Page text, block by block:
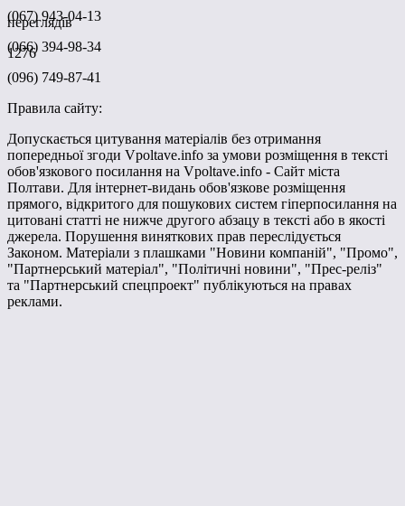
переглядів
1276
(067) 943-04-13
(066) 394-98-34
(096) 749-87-41
Правила сайту:
Допускається цитування матеріалів без отримання
попередньої згоди Vpoltave.info за умови розміщення в тексті
обов'язкового посилання на Vpoltave.info - Сайт міста
Полтави. Для інтернет-видань обов'язкове розміщення
прямого, відкритого для пошукових систем гіперпосилання на
цитовані статті не нижче другого абзацу в тексті або в якості
джерела. Порушення виняткових прав переслідується
Законом. Матеріали з плашками "Новини компаній", "Промо",
"Партнерський матеріал", "Політичні новини", "Прес-реліз"
та "Партнерський спецпроект" публікуються на правах
реклами.